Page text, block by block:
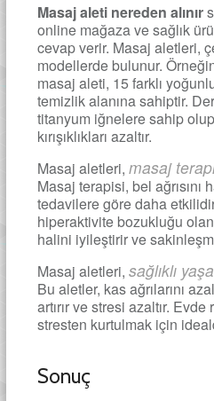
Masaj aleti nereden alınır
online mağaza ve sağlık
cevap verir. Masaj aletleri,
modellerde bulunur.
masaj aleti, 15 farklı
temizlik alanına sahiptir.
titanyum iğnelere sahip
kırışıklıkları azaltır.
Masaj aletleri, masaj
Masaj terapisi, bel ağrısını
tedavilere göre daha
hiperaktivite bozukluğu
halini iyileştirir ve
Masaj aletleri, sağlıklı
Bu aletler, kas ağrılarını
artırır ve stresi azaltır.
stresten kurtulmak için
Sonuç